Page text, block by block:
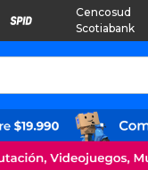
Cencosud
Scotiabank